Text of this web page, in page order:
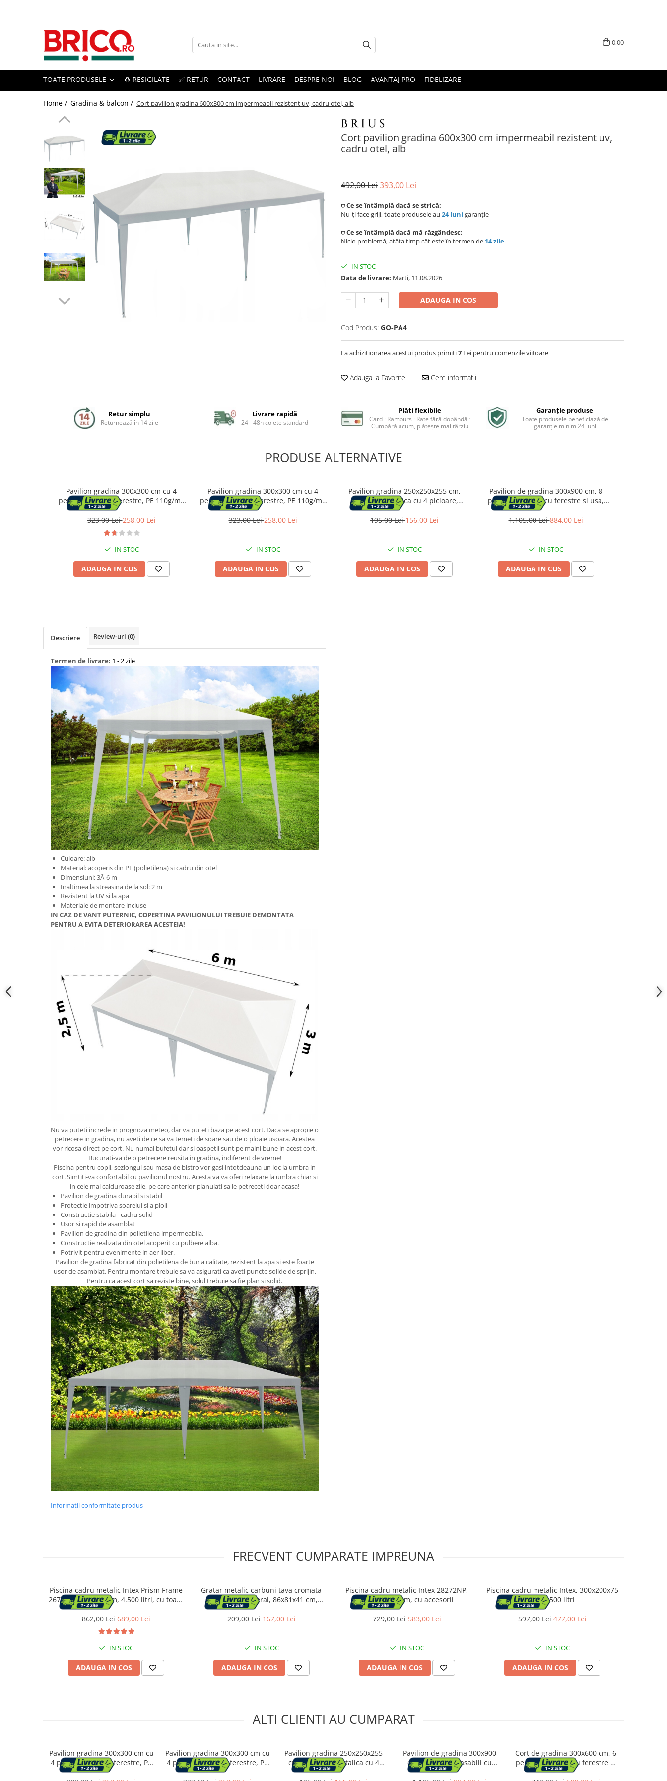
Toate Produsele
Baterii sanitare
Baterii chiuveta baie
Baterii cada si dus
Accesorii baterii
Sisteme de dus
Coloane de dus
Sisteme de dus incastrate
Brate si palarii dus
Ingrijire personala
Placi de indreptat parul
Aparate de tuns & ras
Mobilier pentru baie
Dulapuri baie
Mobilier baie
Accesorii baie
Cuiere si suporturi prosoape
Rafturi si depozitare
Accesorii cada
Accesorii lavoare
Bucatarie
Mobila bucatarie
Dulapuri si rafturi depozitare
Vase & ustensile pentru gatit
Oale sub presiune
Ustensile bucatarie
Accesorii pentru bucatarie
Cosuri de gunoi
Suporturi si accesorii de bucatarie
Mobila living
Mese cafea si decorative
Rafturi si biblioteci
Tabureti si fotolii
Mobila hol
Decoratiuni
Ansambluri de joaca animale
Electronice & Iluminat
Dulapuri dormitor
0,00
TOATE PRODUSELE ♻️ RESIGILATE ✅ RETUR CONTACT LIVRARE DESPRE NOI BLOG AVANTAJ PRO FIDELIZARE
Home / Gradina & balcon / Cort pavilion gradina 600x300 cm impermeabil rezistent uv, cadru otel, alb
Cort pavilion gradina 600x300 cm impermeabil rezistent uv,
cadru otel, alb
492,00 Lei393,00 Lei
⛉ Ce se întâmplă dacă se strică:
Nu-ți face griji, toate produsele au 24 luni garanție
⛉ Ce se întâmplă dacă mă răzgândesc:
Nicio problemă, atâta timp cât este în termen de 14 zile.
IN STOC
Data de livrare: Marti, 11.08.2026
ADAUGA IN COS
Cod Produs: GO-PA4
La achizitionarea acestui produs primiti7 Lei pentru comenzile viitoare
Adauga la Favorite Cere informatii
Retur simplu
Returnează în 14 zile
Livrare rapidă
24 - 48h colete standard
Plăti flexibile
Card · Ramburs · Rate fără dobândă ·
Cumpără acum, plătește mai târziu
Garanție produse
Toate produsele beneficiază de
garanție minim 24 luni
PRODUSE ALTERNATIVE
Pavilion gradina 300x300 cm cu 4
pereti laterali cu ferestre, PE 110g/m2
impermeabil, cadru otel, gri
323,00 Lei258,00 Lei
IN STOC
ADAUGA IN COS
Pavilion gradina 300x300 cm cu 4
pereti laterali cu ferestre, PE 110g/m2
impermeabil, cadru otel, verde
323,00 Lei258,00 Lei
IN STOC
ADAUGA IN COS
Pavilion gradina 250x250x255 cm,
structura metalica cu 4 picioare,
acoperis PE 90g/mp, verde
195,00 Lei156,00 Lei
IN STOC
ADAUGA IN COS
Pavilion de gradina 300x900 cm, 8
pereti detasabili cu ferestre si usa,
structura metalica, PE impermeabil,
alb
1.105,00 Lei884,00 Lei
IN STOC
ADAUGA IN COS
Descriere Review-uri (0)
Termen de livrare: 1 - 2 zile
Culoare: alb
Material: acoperis din PE (polietilena) si cadru din otel
Dimensiuni: 3Ã-6 m
Inaltimea la streasina de la sol: 2 m
Rezistent la UV si la apa
Materiale de montare incluse
IN CAZ DE VANT PUTERNIC, COPERTINA PAVILIONULUI TREBUIE DEMONTATA
PENTRU A EVITA DETERIORAREA ACESTEIA!
Nu va puteti increde in prognoza meteo, dar va puteti baza pe acest cort. Daca se apropie o
petrecere in gradina, nu aveti de ce sa va temeti de soare sau de o ploaie usoara. Acestea
vor ricosa direct pe cort. Nu numai bufetul dar si oaspetii sunt pe maini bune in acest cort.
Bucurati-va de o petrecere reusita in gradina, indiferent de vreme!
Piscina pentru copii, sezlongul sau masa de bistro vor gasi intotdeauna un loc la umbra in
cort. Simtiti-va confortabil cu pavilionul nostru. Acesta va va oferi relaxare la umbra chiar si
in cele mai calduroase zile, pe care anterior planuiati sa le petreceti doar acasa!
Pavilion de gradina durabil si stabil
Protectie impotriva soarelui si a ploii
Constructie stabila - cadru solid
Usor si rapid de asamblat
Pavilion de gradina din polietilena impermeabila.
Constructie realizata din otel acoperit cu pulbere alba.
Potrivit pentru evenimente in aer liber.
Pavilion de gradina fabricat din polietilena de buna calitate, rezistent la apa si este foarte
usor de asamblat. Pentru montare trebuie sa va asigurati ca aveti puncte solide de sprijin.
Pentru ca acest cort sa reziste bine, solul trebuie sa fie plan si solid.
Informatii conformitate produs
FRECVENT CUMPARATE IMPREUNA
Piscina cadru metalic Intex Prism Frame
26702NP, 305x76 cm, 4.500 litri, cu toate
accesoriile
862,00 Lei689,00 Lei
IN STOC
ADAUGA IN COS
Gratar metalic carbuni tava cromata
spita rotisor lateral, 86x81x41 cm,
reglare 4 niveluri, negru
209,00 Lei167,00 Lei
IN STOC
ADAUGA IN COS
Piscina cadru metalic Intex 28272NP,
300x200x75 cm, cu accesorii
729,00 Lei583,00 Lei
IN STOC
ADAUGA IN COS
Piscina cadru metalic Intex, 300x200x75
cm, 3.500 litri
597,00 Lei477,00 Lei
IN STOC
ADAUGA IN COS
ALTI CLIENTI AU CUMPARAT
Pavilion gradina 300x300 cm cu
4 pereti laterali cu ferestre, PE
110g/m2 impermeabil, cadru
Pavilion gradina 300x300 cm cu
4 pereti laterali cu ferestre, PE
110g/m2 impermeabil, cadru
Pavilion gradina 250x250x255
cm, structura metalica cu 4
picioare, acoperis PE 90g/mp,
Pavilion de gradina 300x900
cm, 8 pereti detasabili cu
ferestre si usa, structura
Cort de gradina 300x600 cm, 6
pereti detasabili cu ferestre si
usa, structura metalica, PE